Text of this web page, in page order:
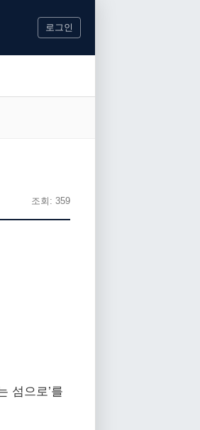
로그인
조회: 359
섬으로’를